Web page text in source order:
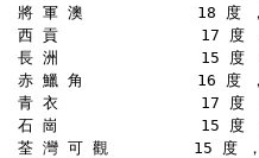
將 軍 澳            18 度 ，
西 貢               17 度
長 洲               15 度
赤 鱲 角            16 度 ，
青 衣               17 度
石 崗               15 度
荃 灣 可 觀         15 度 ，